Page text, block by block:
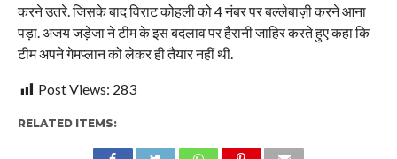
करने उतरे. जिसके बाद विराट कोहली को 4 नंबर पर बल्लेबाज़ी करने आना
पड़ा. अजय जड़ेजा ने टीम के इस बदलाव पर हैरानी जाहिर करते हुए कहा कि
टीम अपने गेमप्लान को लेकर ही तैयार नहीं थी.
Post Views: 283
RELATED ITEMS: